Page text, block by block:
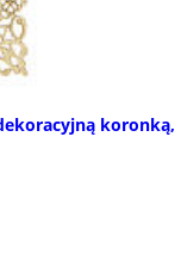
koronką,